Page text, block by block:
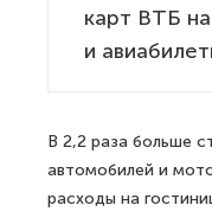
карт ВТБ
и
В 2,2 раза больше
автомобилей и
расходы на